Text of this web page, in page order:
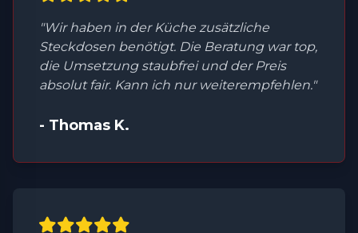
"Wir haben in der Küche zusätzliche
Steckdosen benötigt. Die Beratung war top,
die Umsetzung staubfrei und der Preis
absolut fair. Kann ich nur weiterempfehlen."
- Thomas K.